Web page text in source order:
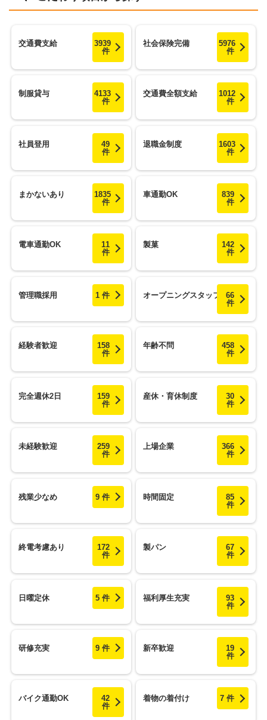
交通費支給
3939
件
社会保険完備
5976
件
制服貸与
4133
件
交通費全額支給
1012
件
社員登用
49
件
退職金制度
1603
件
まかないあり
1835
件
車通勤OK
839
件
電車通勤OK
11
件
製菓
142
件
管理職採用 1 件 オープニングスタッフ
66
件
経験者歓迎
158
件
年齢不問
458
件
完全週休2日
159
件
産休・育休制度
30
件
未経験歓迎
259
件
上場企業
366
件
残業少なめ 9 件 時間固定
85
件
終電考慮あり
172
件
製パン
67
件
日曜定休 5 件 福利厚生充実
93
件
研修充実 9 件 新卒歓迎
19
件
バイク通勤OK
42
件
着物の着付け 7 件